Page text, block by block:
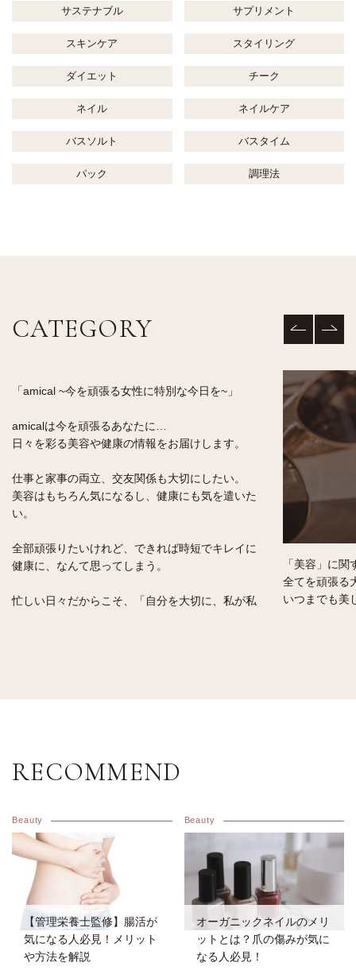
サステナブル サプリメント
スキンケア スタイリング
ダイエット チーク
ネイル ネイルケア
バスソルト バスタイム
パック 調理法
CATEGORY
「美容」に関する記事一覧ページです。
いつまでも美しくいるためには、お肌や身体への
「健康」に
いつまでも
い女性をアシ
女性らしい
健康的な毎
RECOMMEND
Beauty
【管理栄養士監修】腸活が
気になる人必見！メリット
や方法を解説
Beauty
オーガニックネイルのメリ
ットとは？爪の傷みが気に
なる人必見！